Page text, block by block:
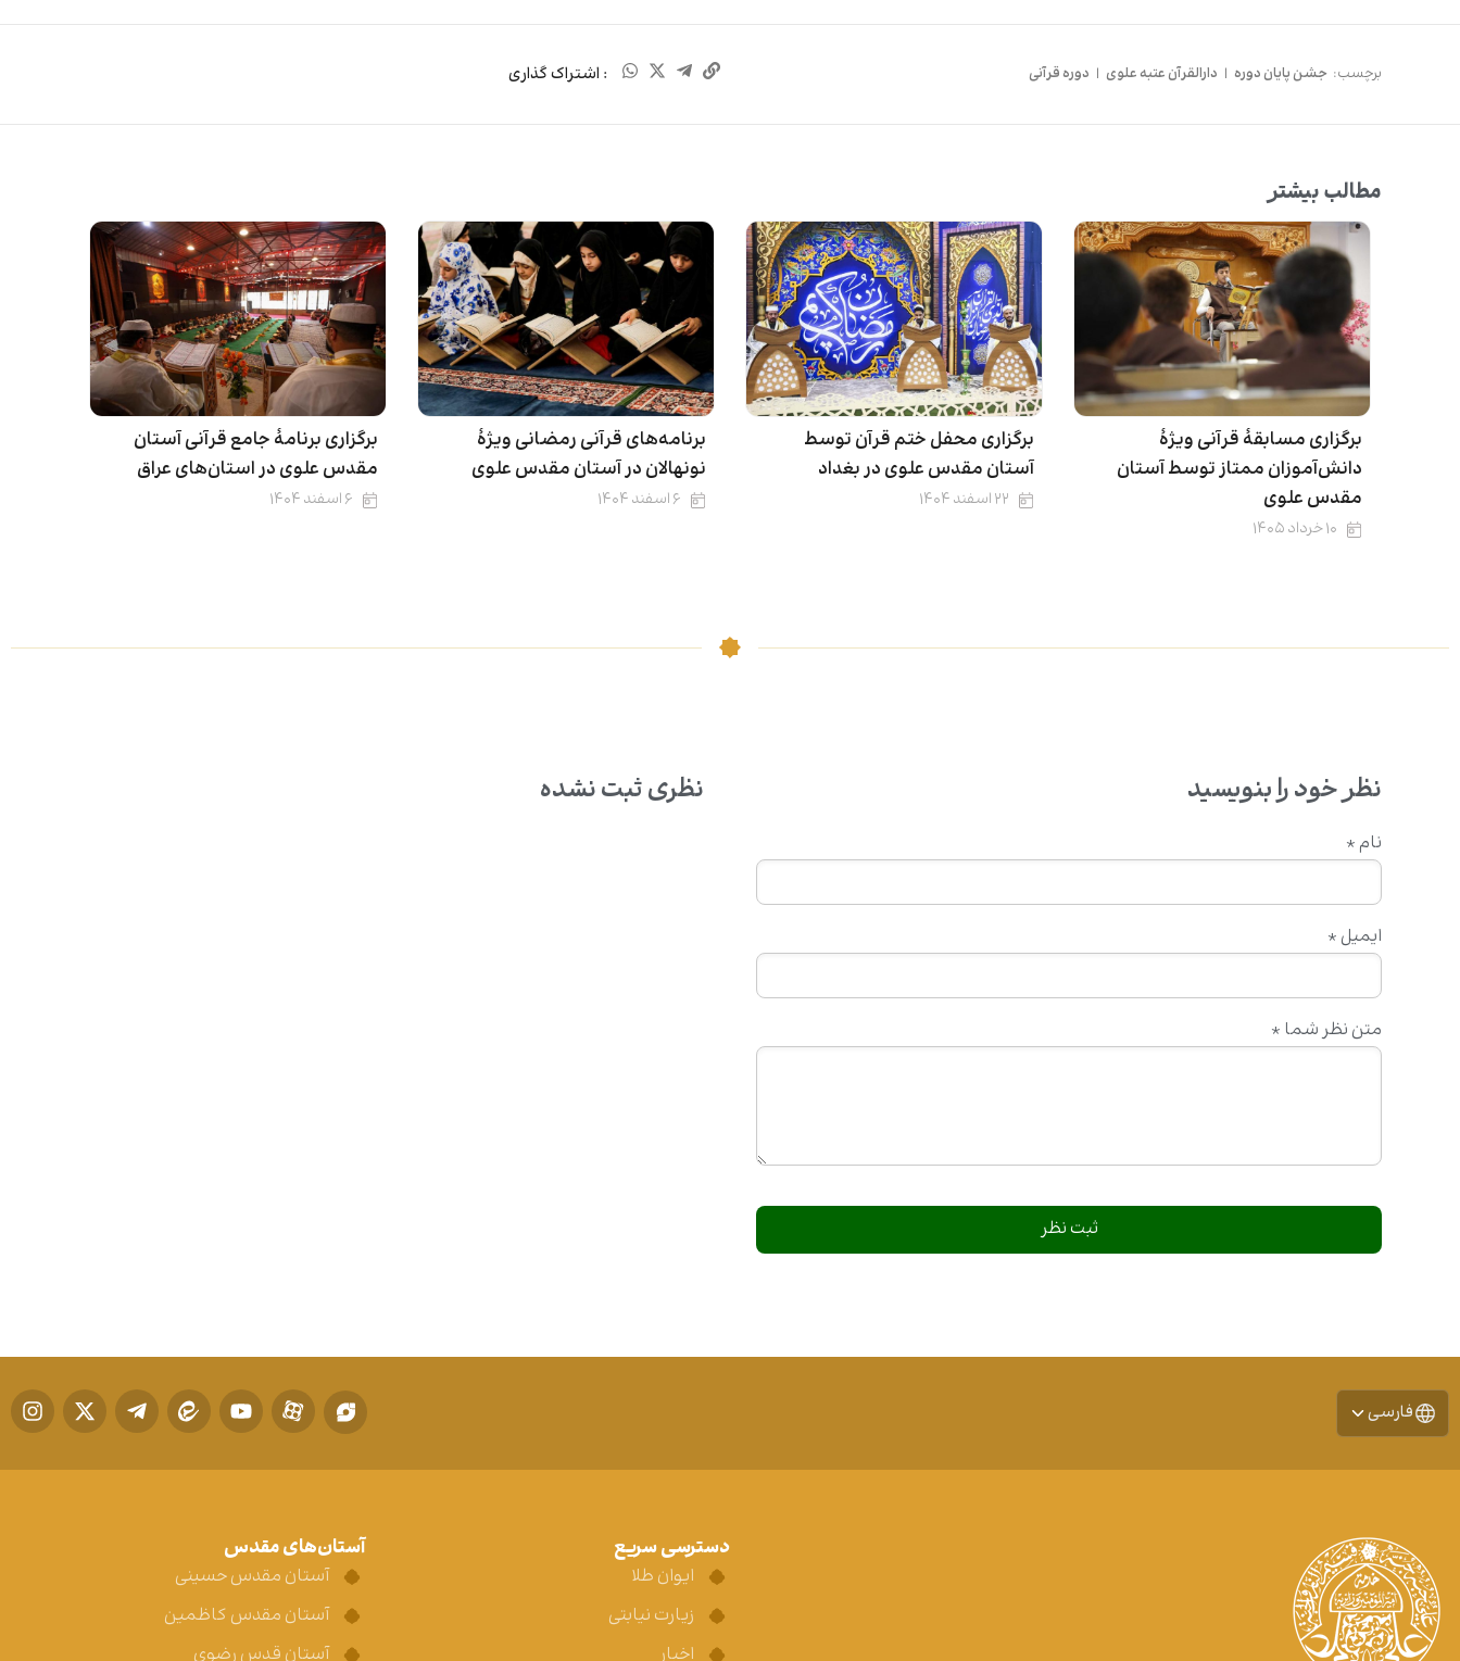
برچسب: جشن پایان دوره | دارالقرآن عتبه علوی | دوره قرآنی : اشتراک گذاری
مطالب بیشتر
برگزاری مسابقۀ قرآنی ویژۀ
دانش‌آموزان ممتاز توسط آستان
مقدس علوی
۱۰ خرداد ۱۴۰۵
برگزاری محفل ختم قرآن توسط
آستان مقدس علوی در بغداد
۲۲ اسفند ۱۴۰۴
برنامه‌های قرآنی رمضانی ویژۀ
نونهالان در آستان مقدس علوی
۶ اسفند ۱۴۰۴
برگزاری برنامۀ جامع قرآنی آستان
مقدس علوی در استان‌های عراق
۶ اسفند ۱۴۰۴
نظر خود را بنویسید
متن نظر شما *
نام *
ایمیل *
نظری ثبت نشده
فارسی
دسترسی سریع
ایوان طلا
زیارت نیابتی
اخبار
آستان‌های مقدس
آستان مقدس حسینی
آستان مقدس کاظمین
آستان قدس رضوی